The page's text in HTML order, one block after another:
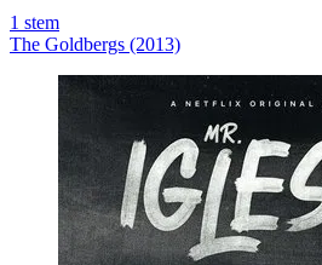
1 stem
The Goldbergs (2013)